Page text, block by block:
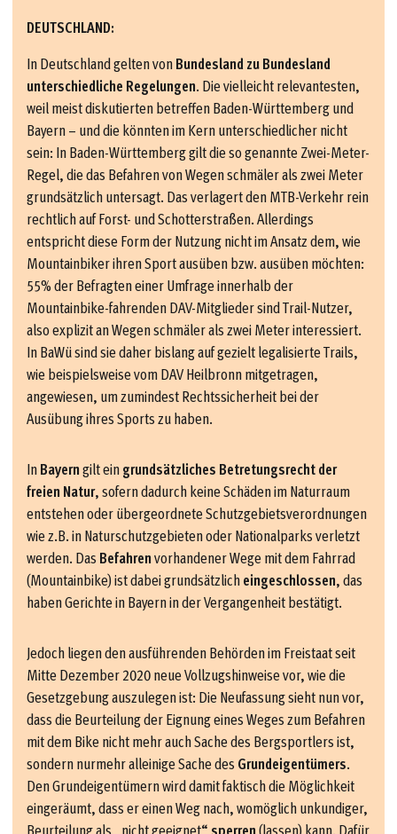
DEUTSCHLAND:
In Deutschland gelten vonBundesland zu Bundesland
unterschiedliche Regelungen. Die vielleicht relevantesten,
weil meist diskutierten betreffen Baden-Württemberg und
Bayern – und die könnten im Kern unterschiedlicher nicht
sein: In Baden-Württemberg gilt die so genannte Zwei-Meter-
Regel, die das Befahren von Wegen schmäler als zwei Meter
grundsätzlich untersagt. Das verlagert den MTB-Verkehr rein
rechtlich auf Forst- und Schotterstraßen. Allerdings
entspricht diese Form der Nutzung nicht im Ansatz dem, wie
Mountainbiker ihren Sport ausüben bzw. ausüben möchten:
55% der Befragten einer Umfrage innerhalb der
Mountainbike-fahrenden DAV-Mitglieder sind Trail-Nutzer,
also explizit an Wegen schmäler als zwei Meter interessiert.
In BaWü sind sie daher bislang auf gezielt legalisierte Trails,
wie beispielsweise vom DAV Heilbronn mitgetragen,
angewiesen, um zumindest Rechtssicherheit bei der
Ausübung ihres Sports zu haben.
InBayerngilt eingrundsätzliches Betretungsrecht der
freien Natur, sofern dadurch keine Schäden im Naturraum
entstehen oder übergeordnete Schutzgebietsverordnungen
wie z.B. in Naturschutzgebieten oder Nationalparks verletzt
werden. Das Befahrenvorhandener Wege mit dem Fahrrad
(Mountainbike) ist dabei grundsätzlicheingeschlossen, das
haben Gerichte in Bayern in der Vergangenheit bestätigt.
Jedoch liegen den ausführenden Behörden im Freistaat seit
Mitte Dezember 2020 neue Vollzugshinweise vor, wie die
Gesetzgebung auszulegen ist: Die Neufassung sieht nun vor,
dass die Beurteilung der Eignung eines Weges zum Befahren
mit dem Bike nicht mehr auch Sache des Bergsportlers ist,
sondern nurmehr alleinige Sache des Grundeigentümers.
Den Grundeigentümern wird damit faktisch die Möglichkeit
eingeräumt, dass er einen Weg nach, womöglich unkundiger,